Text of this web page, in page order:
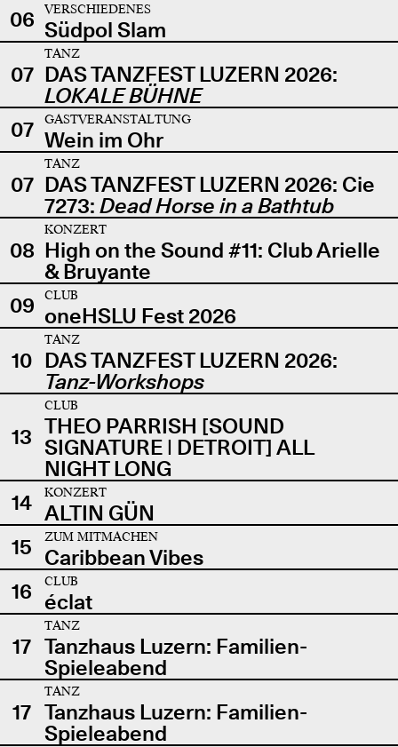
06
VERSCHIEDENES
Südpol Slam
07
TANZ
DAS TANZFEST LUZERN 2026:
LOKALE BÜHNE
07
GASTVERANSTALTUNG
Wein im Ohr
07
TANZ
DAS TANZFEST LUZERN 2026: Cie
7273: Dead Horse in a Bathtub
08
KONZERT
High on the Sound #11: Club Arielle
& Bruyante
09
CLUB
oneHSLU Fest 2026
10
TANZ
DAS TANZFEST LUZERN 2026:
Tanz-Workshops
13
CLUB
THEO PARRISH [SOUND
SIGNATURE | DETROIT] ALL
NIGHT LONG
14
KONZERT
ALTIN GÜN
15
ZUM MITMACHEN
Caribbean Vibes
16
CLUB
éclat
17
TANZ
Tanzhaus Luzern: Familien-
Spieleabend
17
TANZ
Tanzhaus Luzern: Familien-
Spieleabend